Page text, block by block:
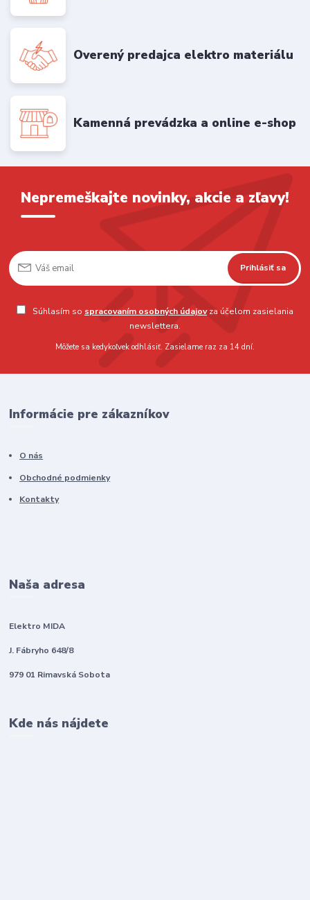
Overený predajca elektro materiálu
Kamenná prevádzka a online e-shop
Nepremeškajte novinky, akcie a zľavy!
Prihlásiť sa
Súhlasím so spracovaním osobných údajovza účelom zasielania
newslettera.
Môžete sa kedykoľvek odhlásiť. Zasielame raz za 14 dní.
Informácie pre zákazníkov
O nás
Obchodné podmienky
Kontakty
Naša adresa
Elektro MIDA
J. Fábryho 648/8
979 01 Rimavská Sobota
Kde nás nájdete